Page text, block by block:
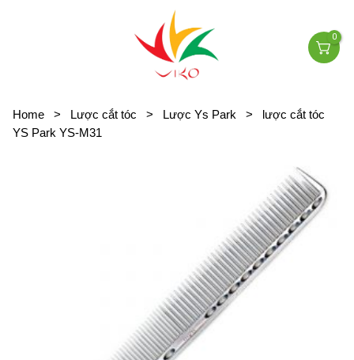
0
Home > Lược cắt tóc > Lược Ys Park >
lược cắt tóc
YS Park YS-M31